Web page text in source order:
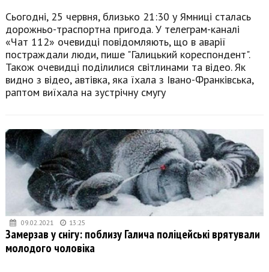
Сьогодні, 25 червня, близько 21:30 у Ямниці сталась
дорожньо-траспортна пригода. У телеграм-каналі
«Чат 112» очевидці повідомляють, що в аварії
постраждали люди, пише "Галицький кореспондент".
Також очевидці поділилися світлинами та відео. Як
видно з відео, автівка, яка їхала з Івано-Франківська,
раптом виїхала на зустрічну смугу
09.02.2021 13:25
Замерзав у снігу: поблизу Галича поліцейські врятували
молодого чоловіка